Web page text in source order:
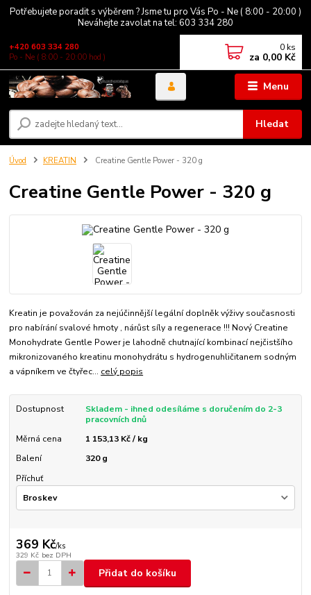
Potřebujete poradit s výběrem ? Jsme tu pro Vás Po - Ne ( 8:00 - 20:00 )
Neváhejte zavolat na tel: 603 334 280
Menu
Hledat
+420 603 334 280
Po - Ne ( 8:00 - 20:00 hod )
0 ks
za 0,00 Kč
Úvod KREATIN Creatine Gentle Power - 320 g
Creatine Gentle Power - 320 g
Kreatin je považován za nejúčinnější legální doplněk výživy současnosti
pro nabírání svalové hmoty , nárůst síly a regenerace !!! Nový Creatine
Monohydrate Gentle Power je lahodně chutnající kombinací nejčistšího
mikronizovaného kreatinu monohydrátu s hydrogenuhličitanem sodným
a vápníkem ve čtyřec... celý popis
Dostupnost
Skladem - ihned odesíláme s doručením do 2-3
pracovních dnů
Měrná cena
1 153,13 Kč / kg
Balení
320 g
Příchuť
369 Kč/ks
329 Kč bez DPH
Přidat do košíku